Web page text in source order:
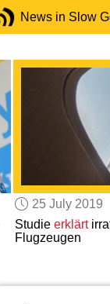
News in Slow
25 July 2019
Studie erklärt
Flugzeugen